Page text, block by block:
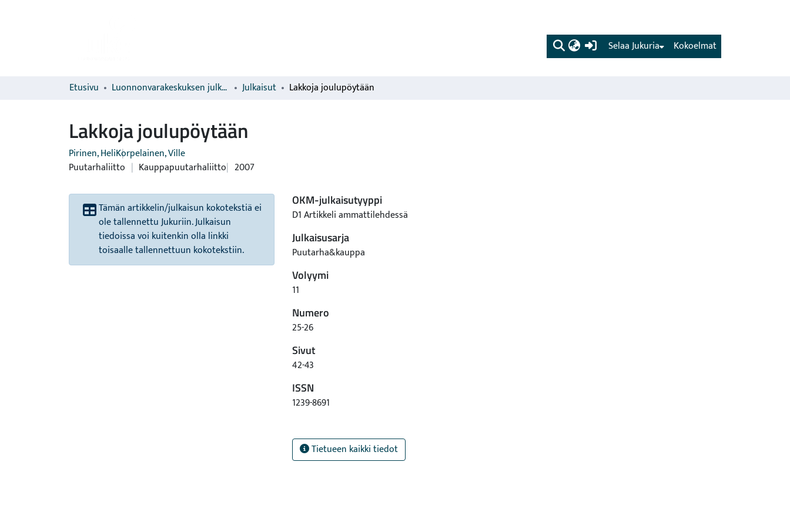
(current) Kokoelmat
Selaa Jukuria
Etusivu Luonnonvarakeskuksen julkaisut Julkaisut Lakkoja joulupöytään
Lakkoja joulupöytään
Pirinen, HeliKorpelainen, Ville
Puutarhaliitto | Kauppapuutarhaliitto 2007
Tämän artikkelin/julkaisun kokotekstiä ei
ole tallennettu Jukuriin. Julkaisun
tiedoissa voi kuitenkin olla linkki
toisaalle tallennettuun kokotekstiin.
OKM-julkaisutyyppi
D1 Artikkeli ammattilehdessä
Julkaisusarja
Puutarha&kauppa
Volyymi
11
Numero
25-26
Sivut
42-43
ISSN
1239-8691
Tietueen kaikki tiedot